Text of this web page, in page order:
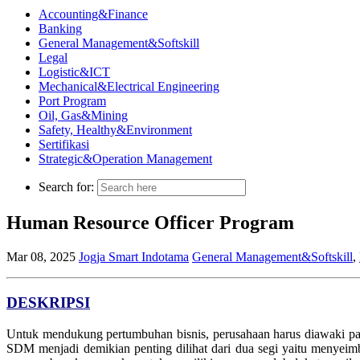
Accounting&Finance
Banking
General Management&Softskill
Legal
Logistic&ICT
Mechanical&Electrical Engineering
Port Program
Oil, Gas&Mining
Safety, Healthy&Environment
Sertifikasi
Strategic&Operation Management
Search for:
Human Resource Officer Program
Mar 08, 2025 Jogja Smart Indotama General Management&Softskill,
DESKRIPSI
Untuk mendukung pertumbuhan bisnis, perusahaan harus diawaki
SDM menjadi demikian penting dilihat dari dua segi yaitu